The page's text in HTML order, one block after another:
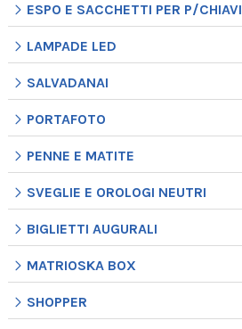
ESPO E SACCHETTI PER P/CHIAVI
LAMPADE LED
SALVADANAI
PORTAFOTO
PENNE E MATITE
SVEGLIE E OROLOGI NEUTRI
BIGLIETTI AUGURALI
MATRIOSKA BOX
SHOPPER